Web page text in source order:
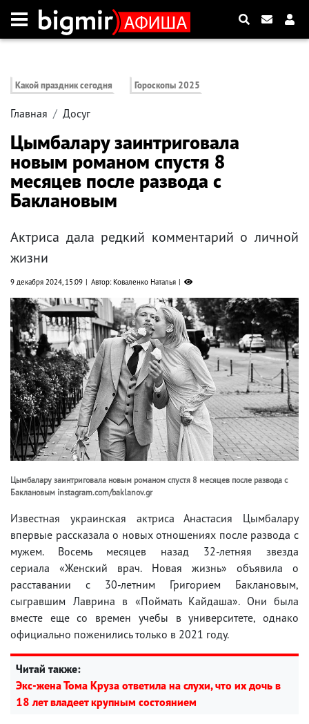
Какой праздник сегодня Гороскопы 2025
Главная Досуг
Цымбалару заинтриговала
новым романом спустя 8
месяцев после развода с
Баклановым
Актриса дала редкий комментарий о личной
жизни
9 декабря 2024, 15:09 Автор: Коваленко Наталья
Цымбалару заинтриговала новым романом спустя 8 месяцев после развода с
Баклановым instagram.com/baklanov.gr
Известная украинская актриса Анастасия Цымбалару
впервые рассказала о новых отношениях после развода с
мужем. Восемь месяцев назад 32-летняя звезда
сериала «Женский врач. Новая жизнь» объявила о
расставании с 30-летним Григорием Баклановым,
сыгравшим Лаврина в «Поймать Кайдаша». Они была
вместе еще со времен учебы в университете, однако
официально поженились только в 2021 году.
Читай также:
Экс-жена Тома Круза ответила на слухи, что их дочь в
18 лет владеет крупным состоянием